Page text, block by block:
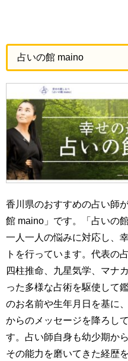
占いの館 maino
香川県のおすすめの占い師
館 maino」です。「占いの
一人一人の悩みに対応し、
トを行っています。代表の
四柱推命、九星気学、マナ
った多様な占術を駆使して
のお名前や生年月日を基に
からのメッセージを降ろし
す。占い師自身も幼少期か
その能力を磨いてきた経歴